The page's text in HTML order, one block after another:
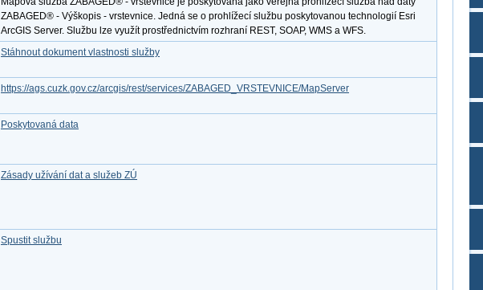
ZABAGED® - Výškopis - vrstevnice. Jedná se o prohlížecí službu poskytovanou technologií Esri
ArcGIS Server. Službu lze využít prostřednictvím rozhraní REST, SOAP, WMS a WFS.
Stáhnout dokument vlastnosti služby
https://ags.cuzk.gov.cz/arcgis/rest/services/ZABAGED_VRSTEVNICE/MapServer
Poskytovaná data
Zásady užívání dat a služeb ZÚ
Spustit službu